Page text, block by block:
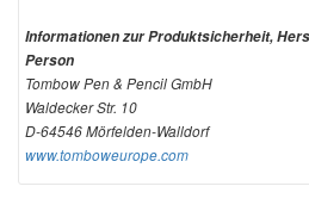
Informationen zur Produktsicherheit,
Person
Tombow Pen & Pencil GmbH
Waldecker Str. 10
D-64546 Mörfelden-Walldorf
www.tomboweurope.com